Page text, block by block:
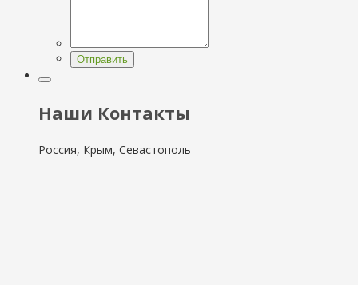
Отправить
Наши Контакты
Россия, Крым, Севастополь